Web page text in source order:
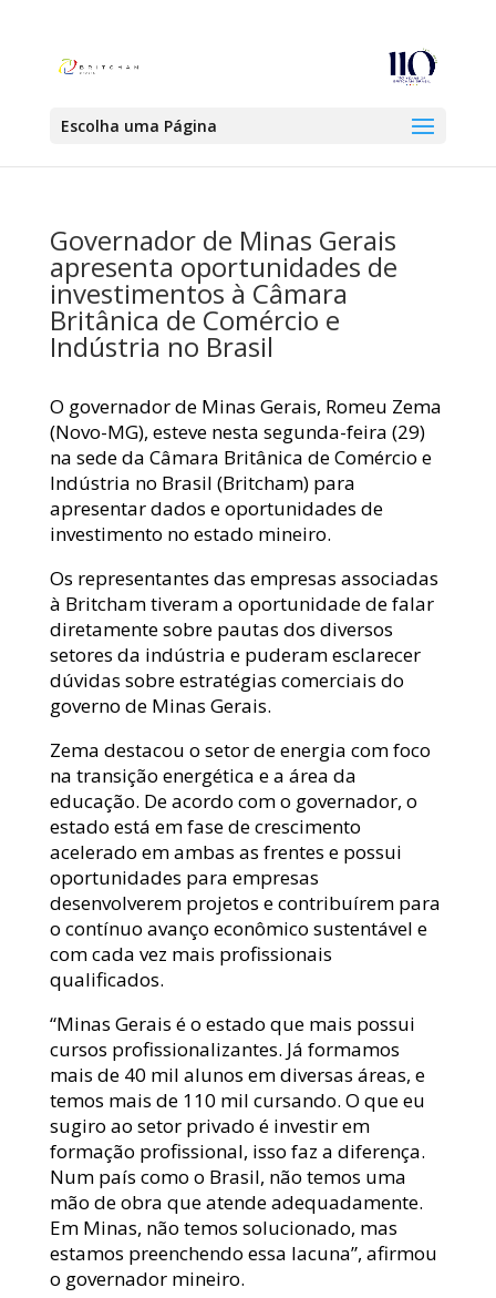
Escolha uma Página
Governador de Minas Gerais
apresenta oportunidades de
investimentos à Câmara
Britânica de Comércio e
Indústria no Brasil
O governador de Minas Gerais, Romeu Zema
(Novo-MG), esteve nesta segunda-feira (29)
na sede da Câmara Britânica de Comércio e
Indústria no Brasil (Britcham) para
apresentar dados e oportunidades de
investimento no estado mineiro.
Os representantes das empresas associadas
à Britcham tiveram a oportunidade de falar
diretamente sobre pautas dos diversos
setores da indústria e puderam esclarecer
dúvidas sobre estratégias comerciais do
governo de Minas Gerais.
Zema destacou o setor de energia com foco
na transição energética e a área da
educação. De acordo com o governador, o
estado está em fase de crescimento
acelerado em ambas as frentes e possui
oportunidades para empresas
desenvolverem projetos e contribuírem para
o contínuo avanço econômico sustentável e
com cada vez mais profissionais
qualificados.
“Minas Gerais é o estado que mais possui
cursos profissionalizantes. Já formamos
mais de 40 mil alunos em diversas áreas, e
temos mais de 110 mil cursando. O que eu
sugiro ao setor privado é investir em
formação profissional, isso faz a diferença.
Num país como o Brasil, não temos uma
mão de obra que atende adequadamente.
Em Minas, não temos solucionado, mas
estamos preenchendo essa lacuna”, afirmou
o governador mineiro.